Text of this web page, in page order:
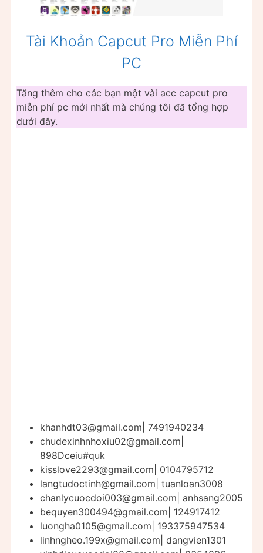
Tài Khoản Capcut Pro Miễn Phí
PC
Tăng thêm cho các bạn một vài acc capcut pro
miễn phí pc mới nhất mà chúng tôi đã tổng hợp
dưới đây.
khanhdt03@gmail.com | 7491940234
chudexinhnhoxiu02@gmail.com
898Dceiu#quk
kisslove2293@gmail.com | 0104795712
langtudoctinh@gmail.com | tuanloan3008
chanlycuocdoi003@gmail.com | anhsang2005
bequyen300494@gmail.com | 124917412
luongha0105@gmail.com | 193375947534
linhngheo.199x@gmail.com | dangvien1301